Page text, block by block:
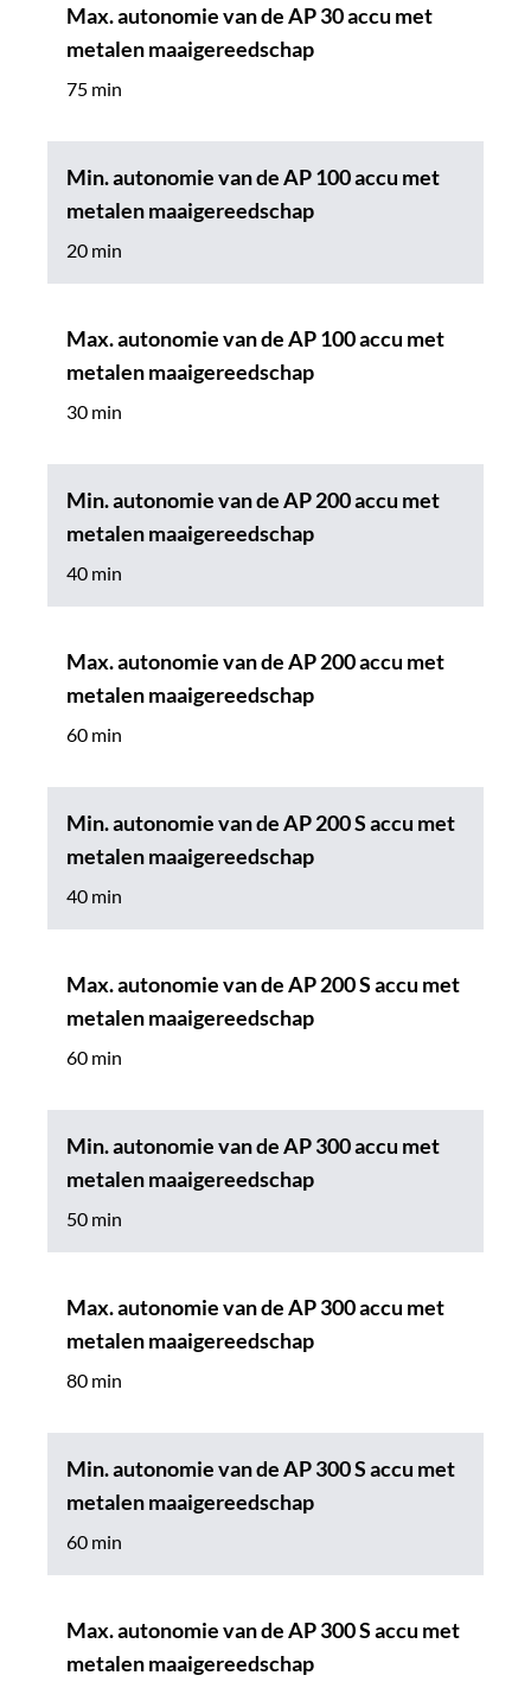
Max. autonomie van de AP 30 accu met
metalen maaigereedschap
75 min
Min. autonomie van de AP 100 accu met
metalen maaigereedschap
20 min
Max. autonomie van de AP 100 accu met
metalen maaigereedschap
30 min
Min. autonomie van de AP 200 accu met
metalen maaigereedschap
40 min
Max. autonomie van de AP 200 accu met
metalen maaigereedschap
60 min
Min. autonomie van de AP 200 S accu met
metalen maaigereedschap
40 min
Max. autonomie van de AP 200 S accu met
metalen maaigereedschap
60 min
Min. autonomie van de AP 300 accu met
metalen maaigereedschap
50 min
Max. autonomie van de AP 300 accu met
metalen maaigereedschap
80 min
Min. autonomie van de AP 300 S accu met
metalen maaigereedschap
60 min
Max. autonomie van de AP 300 S accu met
metalen maaigereedschap